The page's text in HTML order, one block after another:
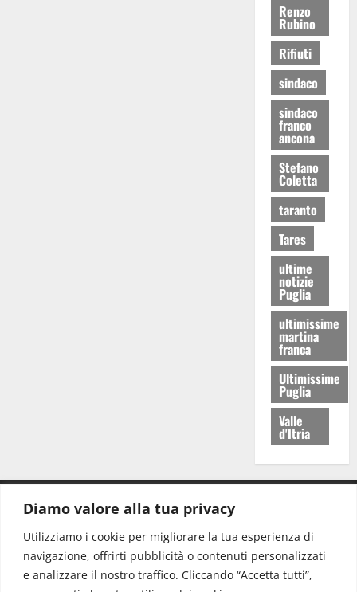
Diamo valore alla tua privacy
Utilizziamo i cookie per migliorare la tua esperienza di
navigazione, offrirti pubblicità o contenuti personalizzati
e analizzare il nostro traffico. Cliccando “Accetta tutti”,
Renzo
Rubino
Rifiuti
sindaco
sindaco
franco
ancona
Stefano
Coletta
taranto
Tares
ultime
notizie
Puglia
ultimissime
martina
franca
Ultimissime
Puglia
Valle
d'Itria
Redazione: redazione@www.martinasera.it
Direttore:direttore@www.martinasera.it